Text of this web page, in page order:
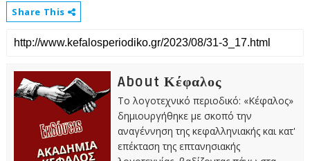
Share This
About Κέφαλος
Το λογοτεχνικό περιοδικό: «Κέφαλος»
δημιουργήθηκε με σκοπό την
αναγέννηση της κεφαλληνιακής και κατ'
επέκταση της επτανησιακής